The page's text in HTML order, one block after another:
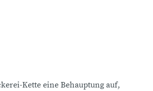
Kette eine Behauptung auf,